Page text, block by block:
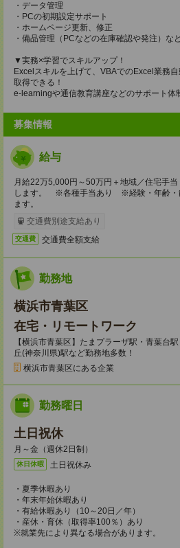
・データ管理
・PCの初期設定サポート
・ホームページ更新、修正
・備品管理（PCなどの在庫確認や発注）な
▼実務×学習でスキルアップ！
Excelスキルを上げて、VBAでのExcel業務
取得できる！
e-learningや通信教育講座などのサポート体
募集情報
給与
月給22万5,000円～50万円＋地域／住宅手
します。 ※各種手当あり ※経験・年齢・
ます。
交通費別途支給あり
交通費 交通費全額支給
勤務地
横浜市青葉区
在宅・リモートワーク
【横浜市青葉区】たまプラーザ駅・青葉台
丘(神奈川県)駅など勤務地多数！
横浜市青葉区にある企業
勤務曜日
土日祝休
月～金（週休2日制）
休日休暇 土日祝休み
・夏季休暇あり
・年末年始休暇あり
・有給休暇あり（10～20日／年）
・産休・育休（取得率100％）あり
※就業先により異なる場合があります。